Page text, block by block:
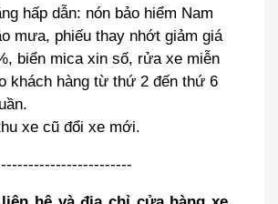
hấp dẫn: nón bảo hiểm Nam
mưa, phiếu thay nhớt giảm giá
biển mica xin số, rửa xe miễn
khách hàng từ thứ 2 đến thứ 6
xe cũ đổi xe mới.